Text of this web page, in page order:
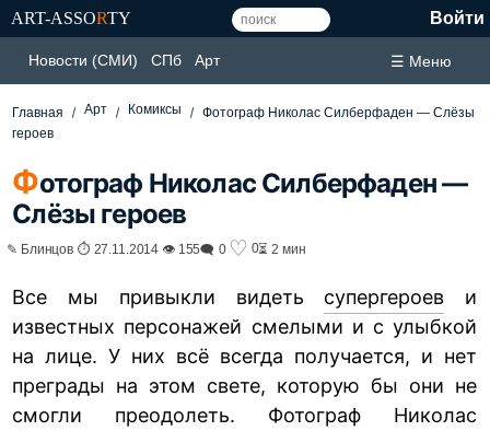
ART-ASSORTY Войти
Новости (СМИ) СПб Арт ☰ Меню
Главная Арт Комиксы
Фотограф Николас Силберфаден — Слёзы
героев
Фотограф Николас Силберфаден —
Слёзы героев
✎ Блинцов ⏱ 27.11.2014 👁 155🗨 0 ♡ 0⏳ 2 мин
Все мы привыкли видеть супергероев и
известных персонажей смелыми и с улыбкой
на лице. У них всё всегда получается, и нет
преграды на этом свете, которую бы они не
смогли преодолеть. Фотограф Николас